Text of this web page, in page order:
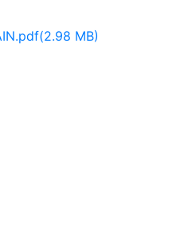
(2.98 MB)